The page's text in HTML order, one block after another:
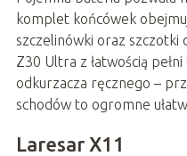
komplet końcówek
szczelinówki oraz szczotki
Z30 Ultra z łatwością
odkurzacza ręcznego –
schodów to ogromne
Laresar X11